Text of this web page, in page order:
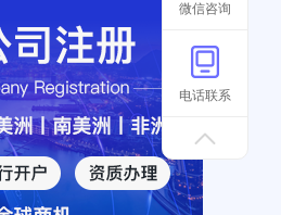
微信咨询
电话联系